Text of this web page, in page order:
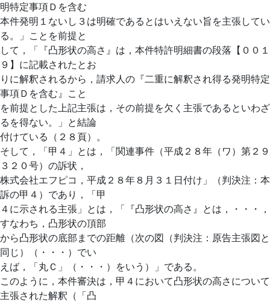
明特定事項Ｄを含む
本件発明１ないし３は明確であるとはいえない旨を主張してい
る。」ことを前提と
して，「『凸形状の高さ』は，本件特許明細書の段落【００１
９】に記載されたとお
りに解釈されるから，請求人の『二重に解釈され得る発明特定
事項Ｄを含む』こと
を前提とした上記主張は，その前提を欠く主張であるといわざ
るを得ない。」と結論
付けている（２８頁）。
そして，「甲４」とは，「関連事件（平成２８年（ワ）第２９
３２０号）の訴状，
株式会社エフピコ，平成２８年８月３１日付け」（判決注：本
訴の甲４）であり，「甲
４に示される主張」とは，「『凸形状の高さ』とは，・・・，
すなわち，凸形状の頂部
から凸形状の底部までの距離（次の図（判決注：原告主張図と
同じ）（・・・）でい
えば，「丸Ｃ」（・・・）をいう）」である。
このように，本件審決は，甲４において凸形状の高さについて
主張された解釈（「凸